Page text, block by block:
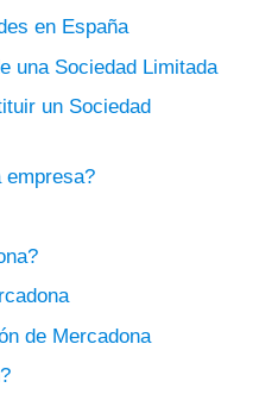
en España
una Sociedad Limitada
un Sociedad
empresa?
de Mercadona